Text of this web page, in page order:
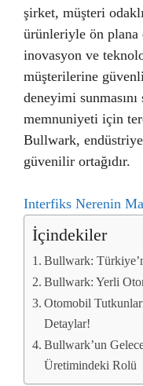
şirket, müşteri
ürünleriyle ön plana
inovasyon ve
müşterilerine
deneyimi
memnuniyeti için
Bullwark,
güvenilir ortağıdır.
Interfiks Nerenin
İçindekiler
Bullwark:
Bullwark: Yerli
Otomobil
Detaylar!
Bullwark’un
Üretimindeki Rolü